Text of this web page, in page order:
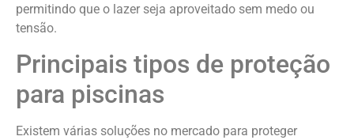
permitindo que o lazer seja aproveitado sem medo ou
tensão.
Principais tipos de proteção
para piscinas
Existem várias soluções no mercado para proteger